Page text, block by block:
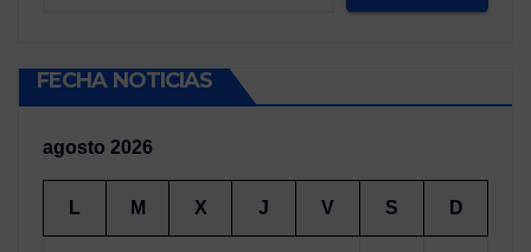
FECHA NOTICIAS
agosto 2026
L M X J V S D